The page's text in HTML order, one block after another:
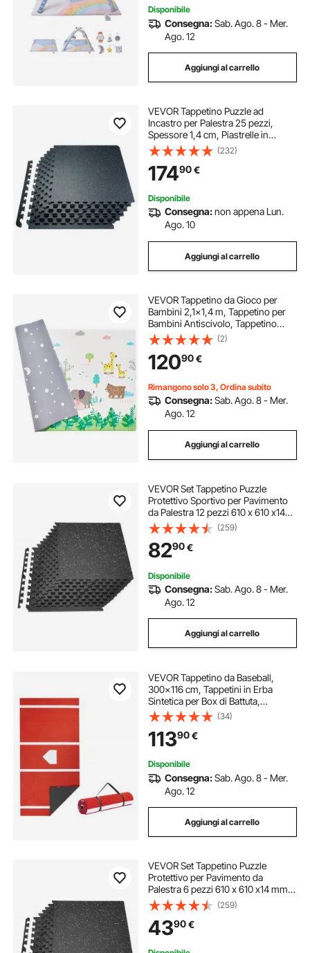
Disponibile
Consegna:Sab. Ago. 8 - Mer.
Ago. 12
Aggiungi al carrello
VEVOR Tappetino Puzzle ad
Incastro per Palestra 25 pezzi,
Spessore 1,4 cm, Piastrelle in
Schiuma EVA Gommata, Tappetino
da Palestra 61x61 cm, Copertura
9,3 m², Tappetino da Ginnastica,
Casa, Nero Blu
(232)
17490€
Disponibile
Consegna:non appena Lun.
Ago. 10
Aggiungi al carrello
VEVOR Tappetino da Gioco per
Bambini 2,1x1,4 m, Tappetino per
Bambini Antiscivolo, Tappetino
Arrotolabile Reversibile, Tappetino
Antiscivolo per Attività Strisciare
Neonati da Pavimento da Casa
(2)
12090€
Rimangono solo 3, Ordina subito
Consegna:Sab. Ago. 8 - Mer.
Ago. 12
Aggiungi al carrello
VEVOR Set Tappetino Puzzle
Protettivo Sportivo per Pavimento
da Palestra 12 pezzi 610 x 610 x14
mm, Tappetini in Schiuma EVA
Fitness ad Incastro da Ginnastica
Palestra Ufficio Allenamento
(259)
8290€
Disponibile
Consegna:Sab. Ago. 8 - Mer.
Ago. 12
Aggiungi al carrello
VEVOR Tappetino da Baseball,
300x116 cm, Tappetini in Erba
Sintetica per Box di Battuta,
Attrezzatura per Allenamento di
Battuta Softball con Base di Casa ed
Erba Sintetica Anti-Scolorimento,
Rosso
(34)
11390€
Disponibile
Consegna:Sab. Ago. 8 - Mer.
Ago. 12
Aggiungi al carrello
VEVOR Set Tappetino Puzzle
Protettivo per Pavimento da
Palestra 6 pezzi 610 x 610 x14 mm,
Tappetini in Schiuma EVA Fitness
ad Incastro da Ginnastica Palestra
Ufficio Casa Allenamento Punti
Grigi
(259)
4390€